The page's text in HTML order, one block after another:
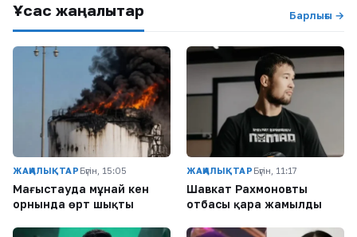
Ұқсас жаңалықтар Барлығы →
ЖАҢАЛЫҚТАР Бүгін, 15:05
Маңғыстауда мұнай кен
орнында өрт шықты
ЖАҢАЛЫҚТАР Бүгін, 11:17
Шавкат Рахмоновтың
отбасы қара жамылды